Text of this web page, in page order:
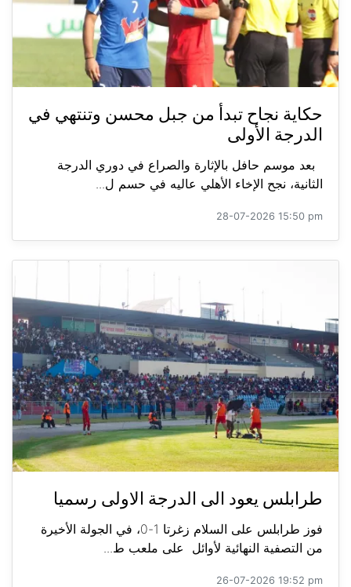
حكاية نجاح تبدأ من جبل محسن وتنتهي في
الدرجة الأولى
بعد موسم حافل بالإثارة والصراع في دوري الدرجة
الثانية، نجح الإخاء الأهلي عاليه في حسم ل...
28-07-2026 15:50 pm
طرابلس يعود الى الدرجة الاولى رسميا
فوز طرابلس على السلام زغرتا 1-0، في الجولة الأخيرة
من التصفية النهائية لأوائل على ملعب ط...
26-07-2026 19:52 pm